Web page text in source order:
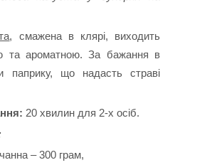
, смажена в клярі, виходить
та ароматною. За бажання в
паприку, що надасть страві
20 хвилин для 2-х осіб.
– 300 грам,